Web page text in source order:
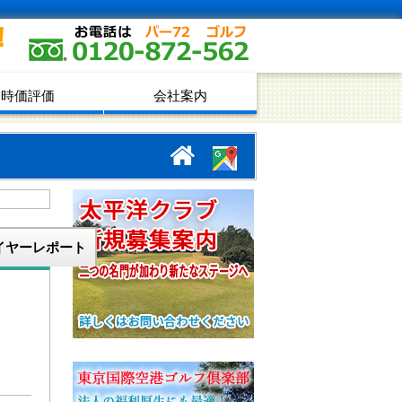
時価評価 会社案内
ヤーレポート